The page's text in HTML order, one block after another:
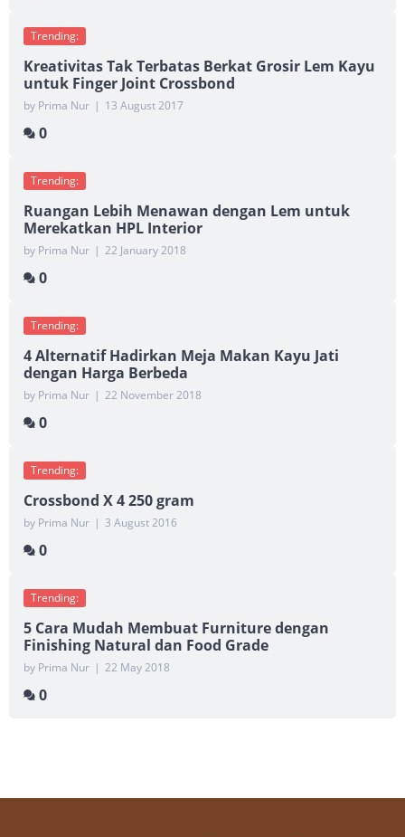
Trending:
Kreativitas Tak Terbatas Berkat Grosir Lem Kayu
untuk Finger Joint Crossbond
by Prima Nur | 13 August 2017
0
Trending:
Ruangan Lebih Menawan dengan Lem untuk
Merekatkan HPL Interior
by Prima Nur | 22 January 2018
0
Trending:
4 Alternatif Hadirkan Meja Makan Kayu Jati
dengan Harga Berbeda
by Prima Nur | 22 November 2018
0
Trending:
Crossbond X 4 250 gram
by Prima Nur | 3 August 2016
0
Trending:
5 Cara Mudah Membuat Furniture dengan
Finishing Natural dan Food Grade
by Prima Nur | 22 May 2018
0